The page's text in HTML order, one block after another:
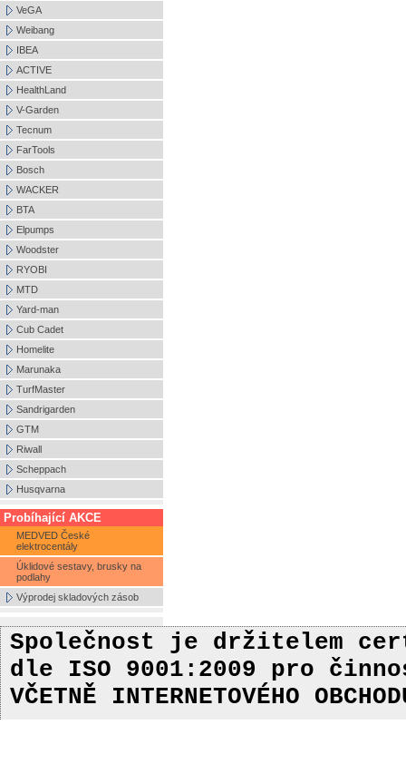
VeGA
Weibang
IBEA
ACTIVE
HealthLand
V-Garden
Tecnum
FarTools
Bosch
WACKER
BTA
Elpumps
Woodster
RYOBI
MTD
Yard-man
Cub Cadet
Homelite
Marunaka
TurfMaster
Sandrigarden
GTM
Riwall
Scheppach
Husqvarna
Probíhající AKCE
MEDVED České
elektrocentály
Úklidové sestavy, brusky na
podlahy
Výprodej skladových zásob
Společnost je držitelem
dle ISO 9001:2009 pro
VČETNĚ INTERNETOVÉHO